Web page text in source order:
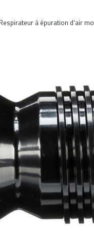
Respirateur à épuration d'air